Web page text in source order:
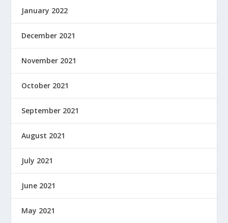
January 2022
December 2021
November 2021
October 2021
September 2021
August 2021
July 2021
June 2021
May 2021